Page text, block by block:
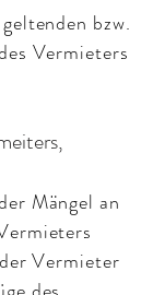
bzw.
Vermieters
Mängel an
Vermieter